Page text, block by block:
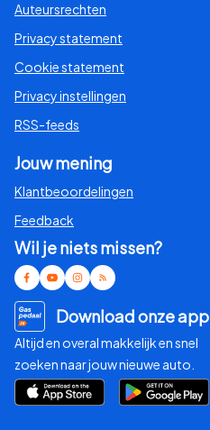
Auteursrechten
Privacy statement
Cookie statement
Privacy instellingen
RSS-feeds
Jouw mening
Klantbeoordelingen
Feedback
Wil je niets missen?
Download onze app
Altijd en overal makkelijk en snel
zoeken naar jouw nieuwe auto.